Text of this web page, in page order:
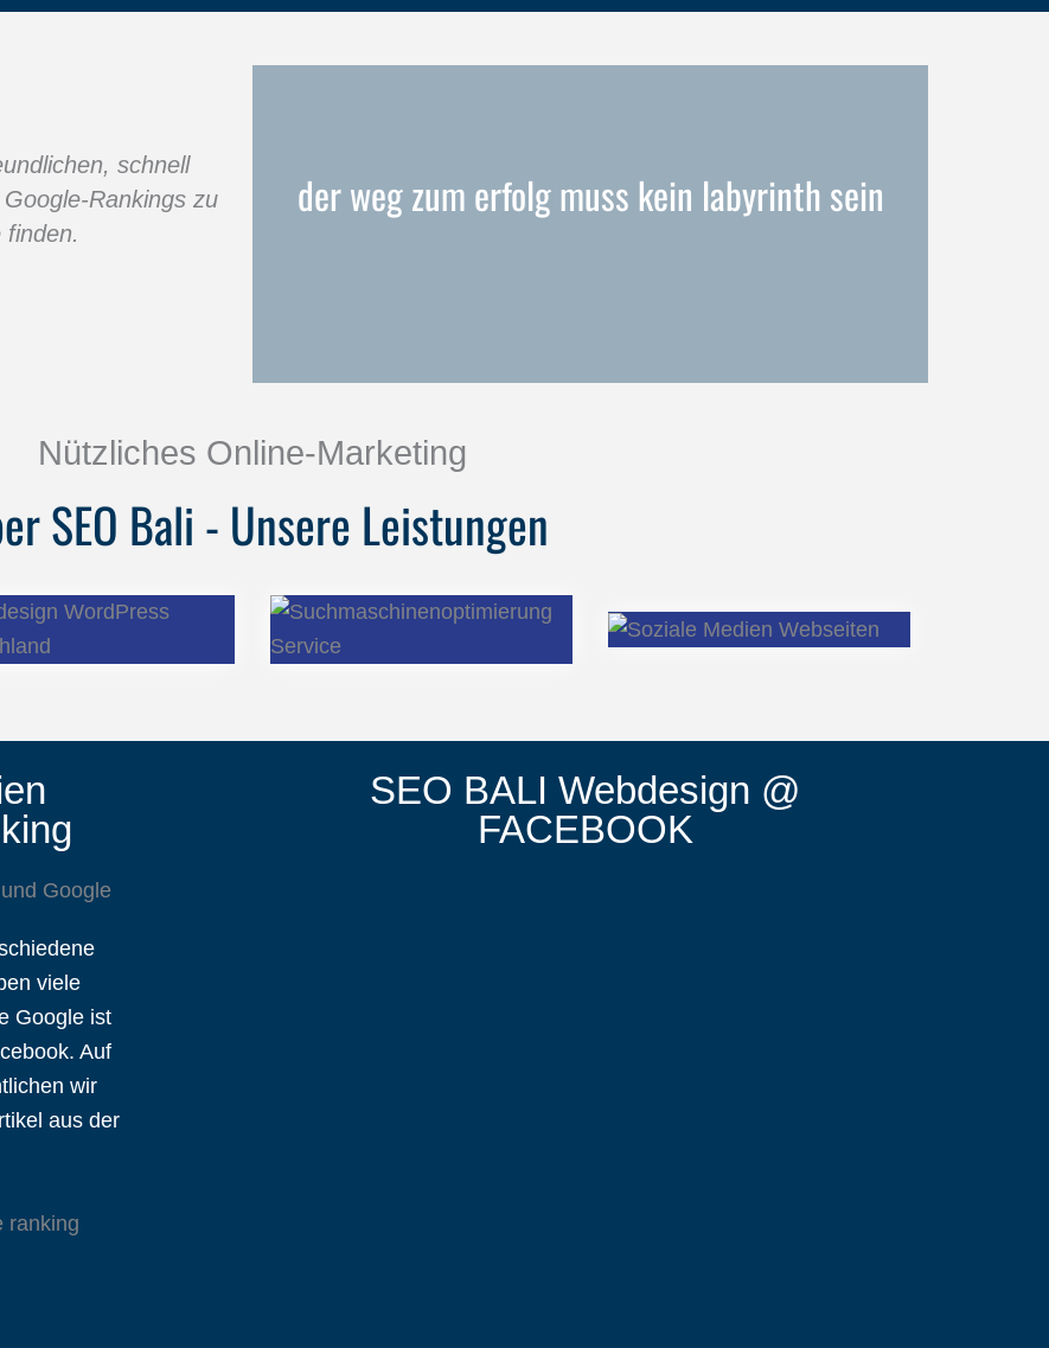
schnell
Rankings zu
der weg zum erfolg muss kein labyrinth sein
Nützliches Online-Marketing
SEO Bali - Unsere Leistungen
viele
Google ist
Auf
wir
aus der
SEO BALI Webdesign @
FACEBOOK